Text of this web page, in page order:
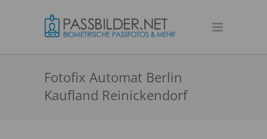
Fotofix Automat Berlin
Kaufland Reinickendorf